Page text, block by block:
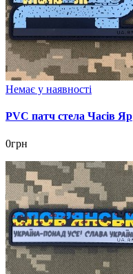
Немає у наявності
PVC патч стела Часів Яр
0грн